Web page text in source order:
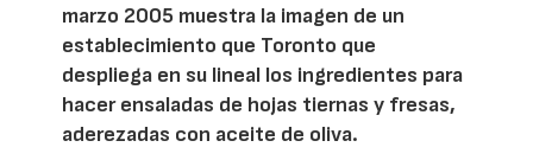
marzo 2005 muestra la imagen de un
establecimiento que Toronto que
despliega en su lineal los ingredientes para
hacer ensaladas de hojas tiernas y fresas,
aderezadas con aceite de oliva.